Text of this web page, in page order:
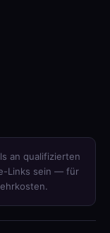
an qualifizierten
Links sein — für